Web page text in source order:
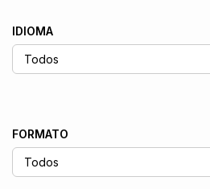
IDIOMA
FORMATO